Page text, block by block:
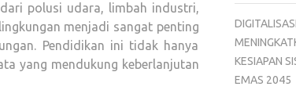
DI
KOTA
INDUSTRI
polusi udara, limbah industri,
menjadi sangat penting
Pendidikan ini tidak hanya
yang mendukung keberlanjutan
KESIAPAN
EMAS 2045